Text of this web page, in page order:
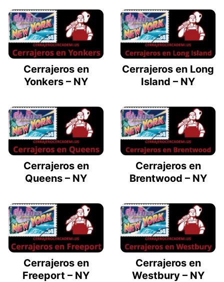
Cerrajeros en
Yonkers – NY
Cerrajeros en Long
Island – NY
Cerrajeros en
Queens – NY
Cerrajeros en
Brentwood – NY
Cerrajeros en
Freeport – NY
Cerrajeros en
Westbury – NY